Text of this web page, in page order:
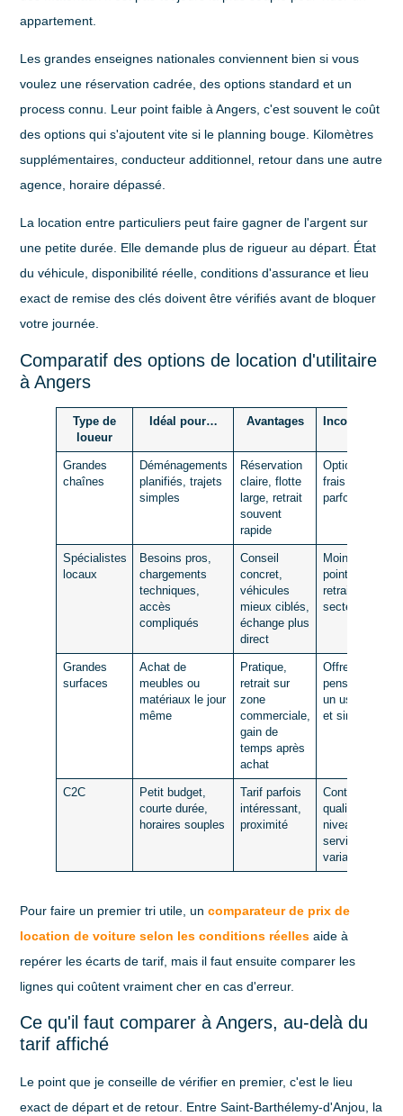
appartement.
Lesgrandes enseignes nationales conviennent bien si vous
voulez une réservation cadrée, des options standard et un
process connu. Leur point faible à Angers, c'est souvent le coût
des options qui s'ajoutent vite si le planning bouge. Kilomètres
supplémentaires, conducteur additionnel, retour dans une autre
agence, horaire dépassé.
La location entre particuliers peut faire gagner de l'argent sur
une petite durée. Elle demande plus de rigueur au départ. État
du véhicule, disponibilité réelle, conditions d'assurance et lieu
exact de remise des clés doivent être vérifiés avant de bloquer
votre journée.
Comparatif des options de location d'utilitaire
à Angers
Type de
loueur
Idéal pour… Avantages Inconvénients
Grandes
chaînes
Déménagements
planifiés, trajets
simples
Réservation
claire, flotte
large, retrait
souvent
rapide
Options et
frais annexes
parfois élevés
Spécialistes
locaux
Besoins pros,
chargements
techniques,
accès
compliqués
Conseil
concret,
véhicules
mieux ciblés,
échange plus
direct
Moins de
points de
retrait selon le
secteur
Grandes
surfaces
Achat de
meubles ou
matériaux le jour
même
Pratique,
retrait sur
zone
commerciale,
gain de
temps après
achat
Offre souvent
pensée pour
un usage court
et simple
C2C
Petit budget,
courte durée,
horaires souples
Tarif parfois
intéressant,
proximité
Contrôle
qualité et
niveau de
service plus
variables
Pour faire un premier tri utile, uncomparateur de prix de
location de voiture selon les conditions réelles aide à
repérer les écarts de tarif, mais il faut ensuite comparer les
lignes qui coûtent vraiment cher en cas d'erreur.
Ce qu'il faut comparer à Angers, au-delà du
tarif affiché
Le point que je conseille de vérifier en premier, c'est le lieu
exact de départ et de retour. Entre Saint-Barthélemy-d'Anjou, la